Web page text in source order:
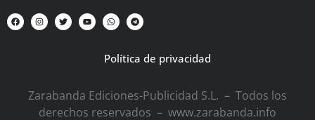
Política de privacidad
Zarabanda Ediciones-Publicidad S.L. – Todos los
derechos reservados – www.zarabanda.info